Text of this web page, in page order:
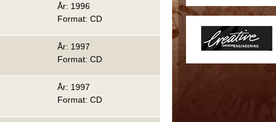
År: 1996
Format: CD
År: 1997
Format: CD
År: 1997
Format: CD